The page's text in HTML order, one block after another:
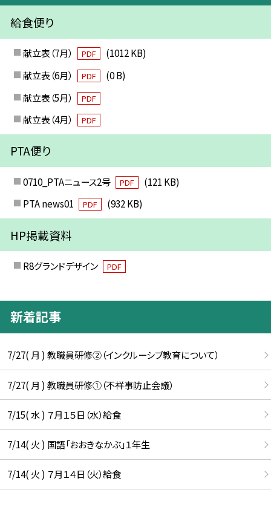
給食便り
献立表（7月） PDF
(1012 KB)
献立表（6月）
PDF
(0 B)
献立表（5月）
PDF
献立表（4月） PDF
PTA便り
0710_PTAニュース2号 PDF
(121 KB)
PTA news01
PDF (932 KB)
HP掲載資料
R8グランドデザイン PDF
新着記事
7/27( 月 ) 教職員研修②（インクルーシブ教育について）
7/27( 月 ) 教職員研修①（不祥事防止会議）
7/15( 水 ) ７月１５日（水）給食
7/14( 火 ) 国語「おおきなかぶ」１年生
7/14( 火 ) ７月１４日（火）給食